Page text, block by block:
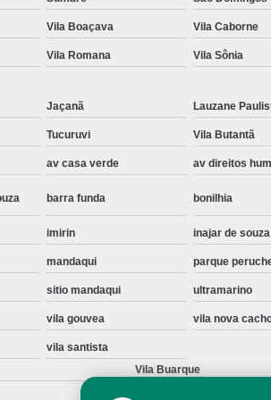
Instalação de Maquina de Lavar
Instalação Maquina de Lavar
Instalar Maquina de Lavar
Maquina de Lavar Roupa Instalação
de Lavar
Instalação de Lava e Seca
Instalação de Maquina Lava e Seca
e Seca Samsung
Instalação Lava
Instalação Maquina Lava e Seca
e Seca
Lava e Seca Instalação
Samsung Instalação Lava e Seca
Fogão a Gas
Manutenção de Fogão
Manutenção em Fogão
Vila Boaçava Vila Caborne
Vila Romana Vila Sônia
Jaçanã Lauzane
Tucuruvi Vila Butantã
av casa verde av direitos
barra funda bonilhia
imirin inajar de souza
mandaqui parque
sitio mandaqui ultramarino
vila gouvea vila nova
vila santista
Vila Buarque